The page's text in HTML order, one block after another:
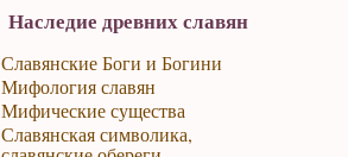
Наследие древних славян
Славянские Боги и Богини
Мифология славян
Мифические существа
Славянская символика,